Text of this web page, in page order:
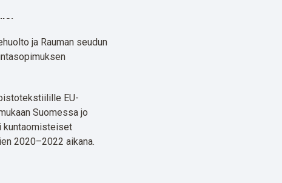
ja Rauman seudun
EU-
Suomessa jo
kuntaomisteiset
2020–2022 aikana.